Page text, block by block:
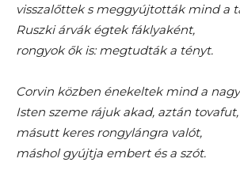
visszalőttek s meggyújtották mind a
Ruszki árvák égtek fáklyaként,
rongyok ők is: megtudták a tényt.
Corvin közben énekeltek mind a
Isten szeme rájuk akad, aztán tovafut,
másutt keres rongylángra valót,
máshol gyújtja embert és a szót.